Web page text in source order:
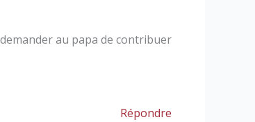
au papa de contribuer
Répondre